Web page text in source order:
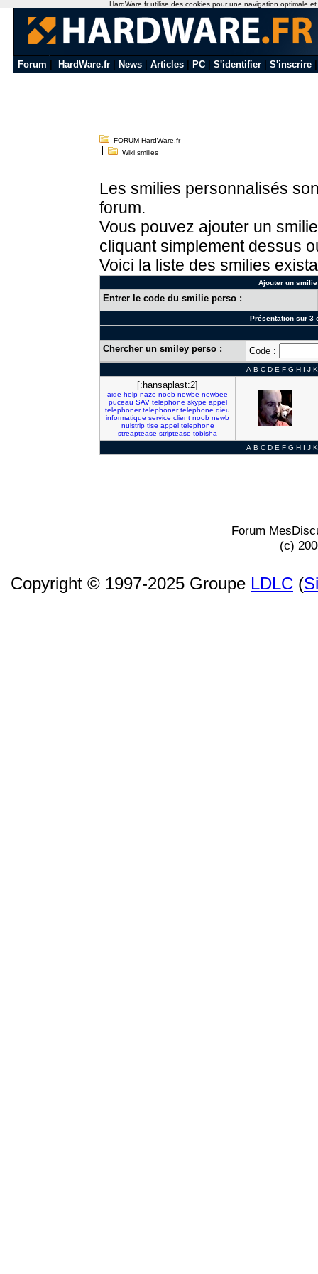
Forum HardWare.fr News Articles PC S'identifier S'inscrire
FORUM HardWare.fr
Wiki smilies
Les smilies personnalisés
forum.
Vous pouvez ajouter un
cliquant simplement dessus
Voici la liste des smilies
Ajouter un
Entrer le code du smilie perso :
Présentation sur 3
Chercher un smiley perso : Code :
A B C D E F G H I J K
[:hansaplast:2]
aide help naze noob newbe newbee
puceau SAV telephone skype appel
telephoner telephoner telephone dieu
informatique service client noob newb
nulstrip tise appel telephone
streaptease striptease tobisha
A B C D E F G H I J K
Forum
(c)
Copyright © 1997-2025 Groupe LDLC (
HardWare.fr utilise des cookies pour une navigation optimale